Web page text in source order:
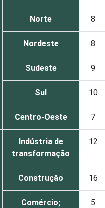
Norte 8
Nordeste 8
Sudeste 9
Sul 10
Centro-Oeste 7
Indústria de
transformação
12
Construção 16
Comércio;
5